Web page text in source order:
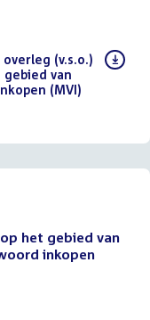
(v.s.o.)
van
(MVI)
het gebied van
inkopen